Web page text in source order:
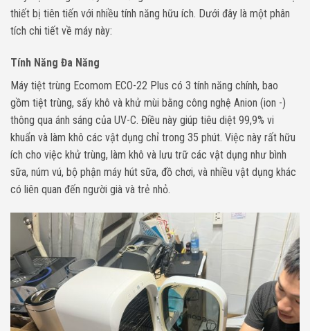
thiết bị tiên tiến với nhiều tính năng hữu ích. Dưới đây là một phân
tích chi tiết về máy này:
Tính Năng Đa Năng
Máy tiệt trùng Ecomom ECO-22 Plus có 3 tính năng chính, bao
gồm tiệt trùng, sấy khô và khử mùi bằng công nghệ Anion (ion -)
thông qua ánh sáng của UV-C. Điều này giúp tiêu diệt 99,9% vi
khuẩn và làm khô các vật dụng chỉ trong 35 phút. Việc này rất hữu
ích cho việc khử trùng, làm khô và lưu trữ các vật dụng như bình
sữa, núm vú, bộ phận máy hút sữa, đồ chơi, và nhiều vật dụng khác
có liên quan đến người già và trẻ nhỏ.